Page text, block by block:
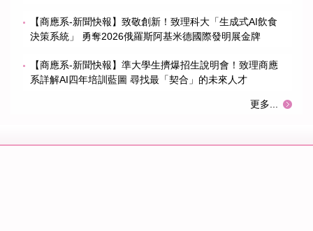
【商應系-新聞快報】致敬創新！致理科大「生成式AI飲食
決策系統」 勇奪2026俄羅斯阿基米德國際發明展金牌
【商應系-新聞快報】準大學生擠爆招生說明會！致理商應
系詳解AI四年培訓藍圖 尋找最「契合」的未來人才
更多...